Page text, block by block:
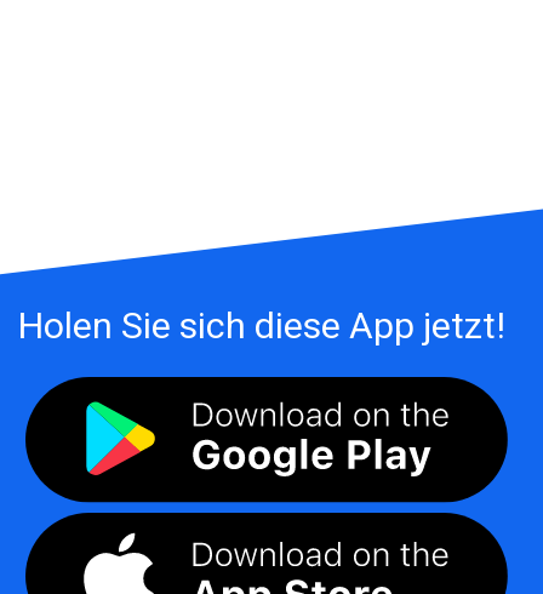
Holen Sie sich diese App jetzt!